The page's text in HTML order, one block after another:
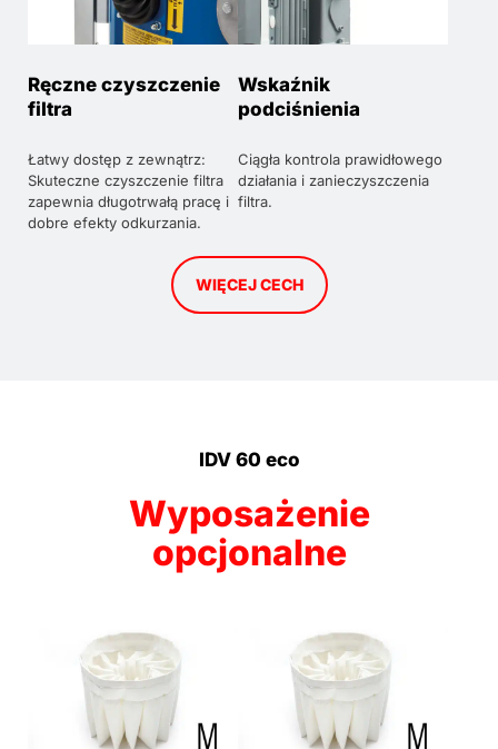
Ręczne czyszczenie
filtra
Łatwy dostęp z zewnątrz:
Skuteczne czyszczenie filtra
zapewnia długotrwałą pracę i
dobre efekty odkurzania.
Wskaźnik
podciśnienia
Ciągła kontrola prawidłowego
działania i zanieczyszczenia
filtra.
WIĘCEJ CECH
IDV 60 eco
Wyposażenie
opcjonalne